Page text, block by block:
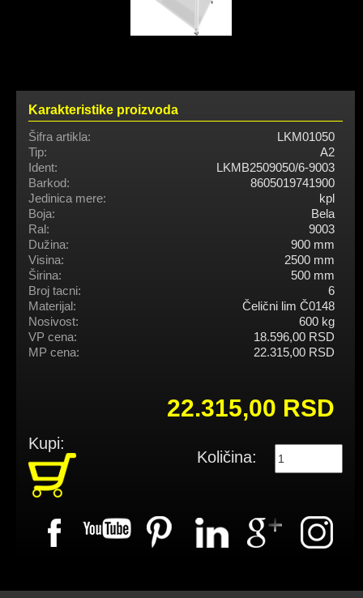
Karakteristike proizvoda
Šifra artikla:
LKM01050
Tip:
A2
Ident:
LKMB2509050/6-9003
Barkod:
8605019741900
Jedinica mere:
kpl
Boja:
Bela
Ral:
9003
Dužina:
900 mm
Visina:
2500 mm
Širina:
500 mm
Broj tacni:
6
Materijal:
Čelični lim Č0148
Nosivost:
600 kg
VP cena:
18.596,00 RSD
MP cena:
22.315,00 RSD
22.315,00 RSD
Kupi:
Količina: